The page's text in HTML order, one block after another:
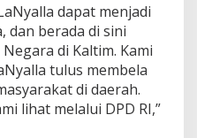
dapat menjadi
dan berada di sini
di Kaltim. Kami
tulus membela
di daerah.
lihat melalui DPD RI,”